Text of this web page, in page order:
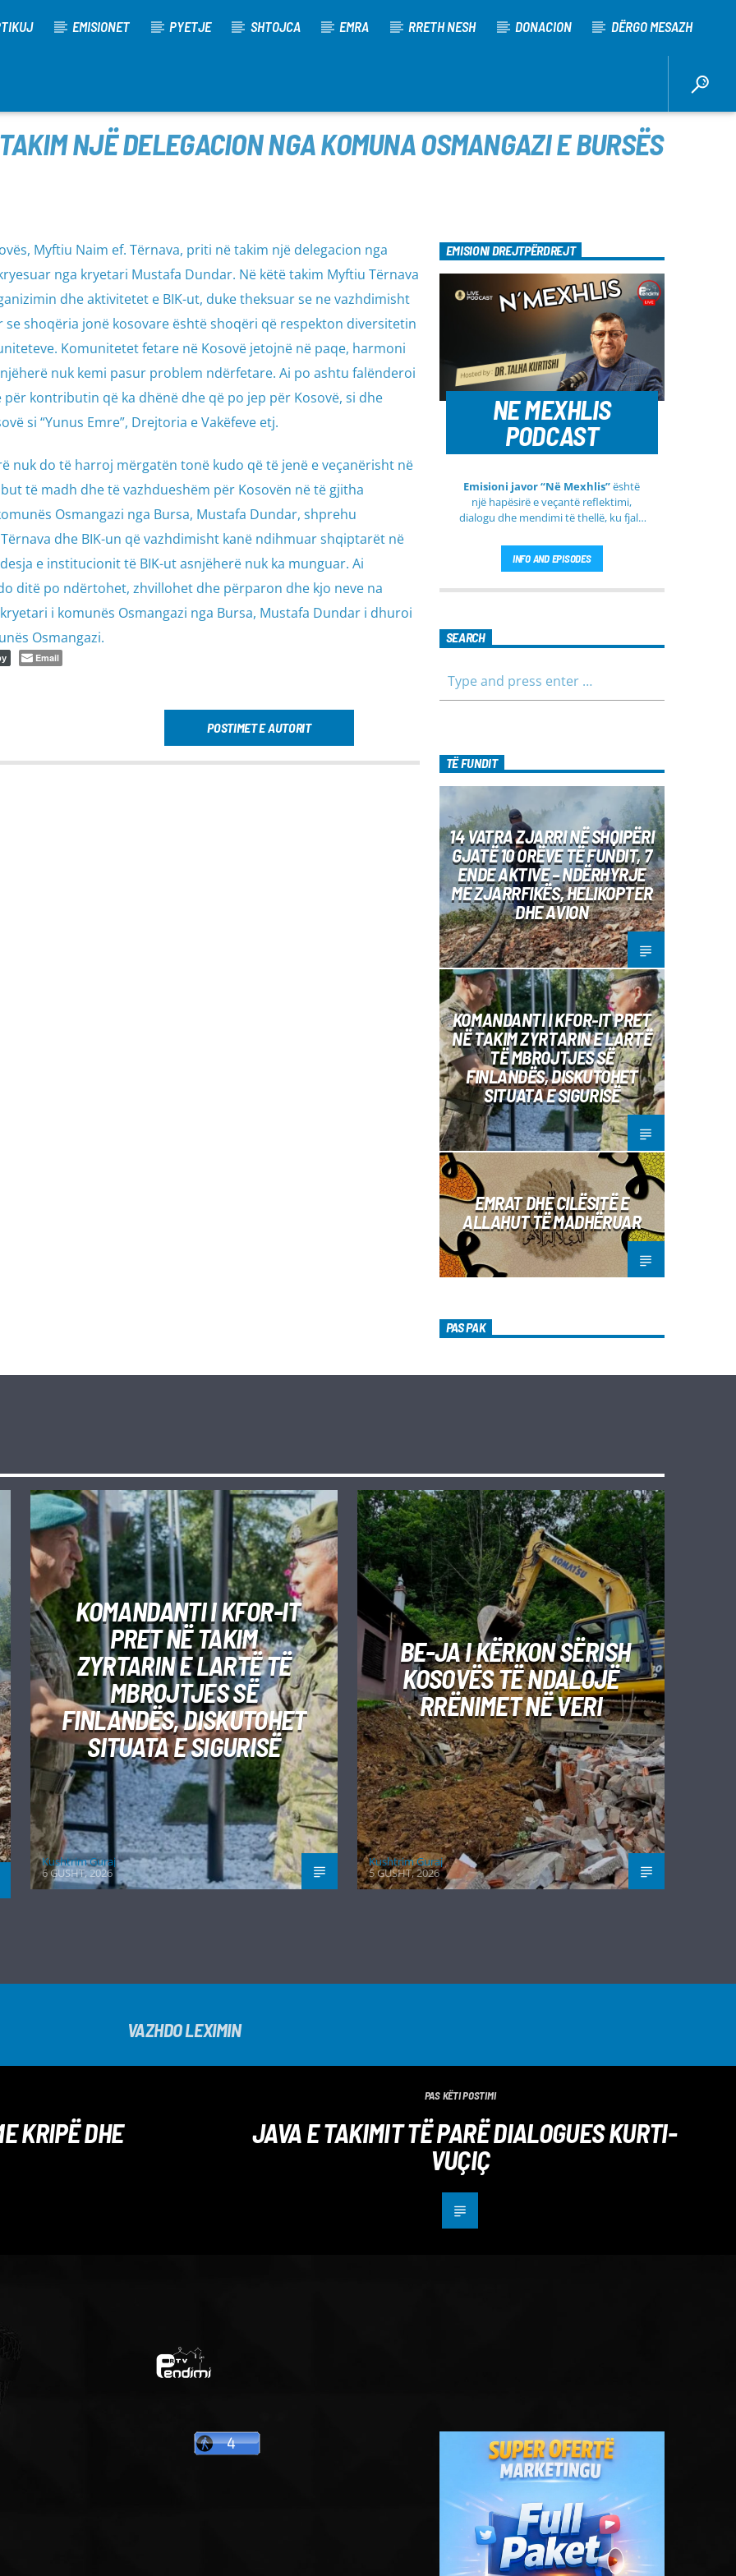
EMISIONET PYETJE SHTOJCA EMRA RRETH NESH DONACION DËRGO MESAZH
NJË DELEGACION NGA KOMUNA OSMANGAZI E BURSËS
Myftiu Naim ef. Tërnava, priti në takim një delegacion nga
nga kryetari Mustafa Dundar. Në këtë takim Myftiu Tërnava
dhe aktivitetet e BIK-ut, duke theksuar se ne vazhdimisht
shoqëria jonë kosovare është shoqëri që respekton diversitetin
Komunitetet fetare në Kosovë jetojnë në paqe, harmoni
nuk kemi pasur problem ndërfetare. Ai po ashtu falënderoi
kontributin që ka dhënë dhe që po jep për Kosovë, si dhe
si “Yunus Emre”, Drejtoria e Vakëfeve etj.
nuk do të harroj mërgatën tonë kudo që të jenë e veçanërisht në
të madh dhe të vazhdueshëm për Kosovën në të gjitha
Osmangazi nga Bursa, Mustafa Dundar, shprehu
dhe BIK-un që vazhdimisht kanë ndihmuar shqiptarët në
e institucionit të BIK-ut asnjëherë nuk ka munguar. Ai
ditë po ndërtohet, zhvillohet dhe përparon dhe kjo neve na
i komunës Osmangazi nga Bursa, Mustafa Dundar i dhuroi
Osmangazi.
Email
POSTIMET E AUTORIT
EMISIONI DREJTPËRDREJT
NE MEXHLIS
PODCAST
Emisioni javor “Në Mexhlis”është
një hapësirë e veçantë reflektimi,
dialogu dhe mendimi të thellë, ku fjala
kuptim të veçantë. Ky emision
transmetohetdrejtpërdrejt çdo të
formë komunikimi të hapur, të qetë
INFO AND EPISODES
SEARCH
TË FUNDIT
14 VATRA ZJARRI NË SHQIPËRI
GJATË 10 ORËVE TË FUNDIT, 7
ENDE AKTIVE – NDËRHYRJE
ME ZJARRFIKËS, HELIKOPTER
DHE AVION
KOMANDANTI I KFOR-IT PRET
NË TAKIM ZYRTARIN E LARTË
TË MBROJTJES SË
FINLANDËS, DISKUTOHET
SITUATA E SIGURISË
EMRAT DHE CILËSITË E
ALLAHUT TË MADHËRUAR
PAS PAK
KOMANDANTI I KFOR-IT
PRET NË TAKIM
ZYRTARIN E LARTË TË
MBROJTJES SË
FINLANDËS, DISKUTOHET
SITUATA E SIGURISË
Kushtrim Guraj
6 GUSHT, 2026
BE-JA I KËRKON SËRISH
KOSOVËS TË NDALOJË
RRËNIMET NË VERI
Kushtrim Guraj
5 GUSHT, 2026
VAZHDO LEXIMIN
KRIPË DHE
PAS KËTI POSTIMI
JAVA E TAKIMIT TË PARË DIALOGUES KURTI-
VUÇIÇ